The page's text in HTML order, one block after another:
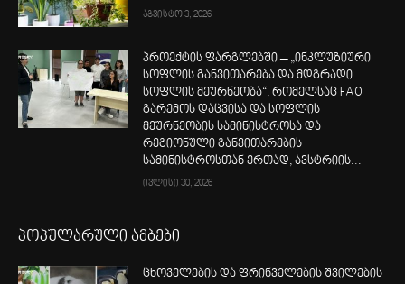
აგვისტო 3, 2026
პროექტის ფარგლებში – „ინკლუზიური
სოფლის განვითარება და მდგრადი
სოფლის მეურნეობა“, რომელსაც FAO
გარემოს დაცვისა და სოფლის
მეურნეობის სამინისტროსა და
რეგიონული განვითარების
სამინისტროსთან ერთად, ავსტრიის...
ივლისი 30, 2026
პოპულარული ამბები
ცხოველების და ფრინველების შვილების